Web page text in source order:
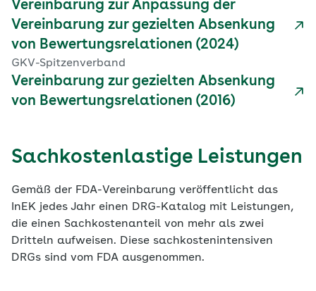
Vereinbarung zur Anpassung der
Vereinbarung zur gezielten Absenkung
von Bewertungsrelationen (2024)
GKV-Spitzenverband
Vereinbarung zur gezielten Absenkung
von Bewertungsrelationen (2016)
Sachkostenlastige Leistungen
Gemäß der FDA-Vereinbarung veröffentlicht das
InEK jedes Jahr einen DRG-Katalog mit Leistungen,
die einen Sachkostenanteil von mehr als zwei
Dritteln aufweisen. Diese sachkostenintensiven
DRGs sind vom FDA ausgenommen.